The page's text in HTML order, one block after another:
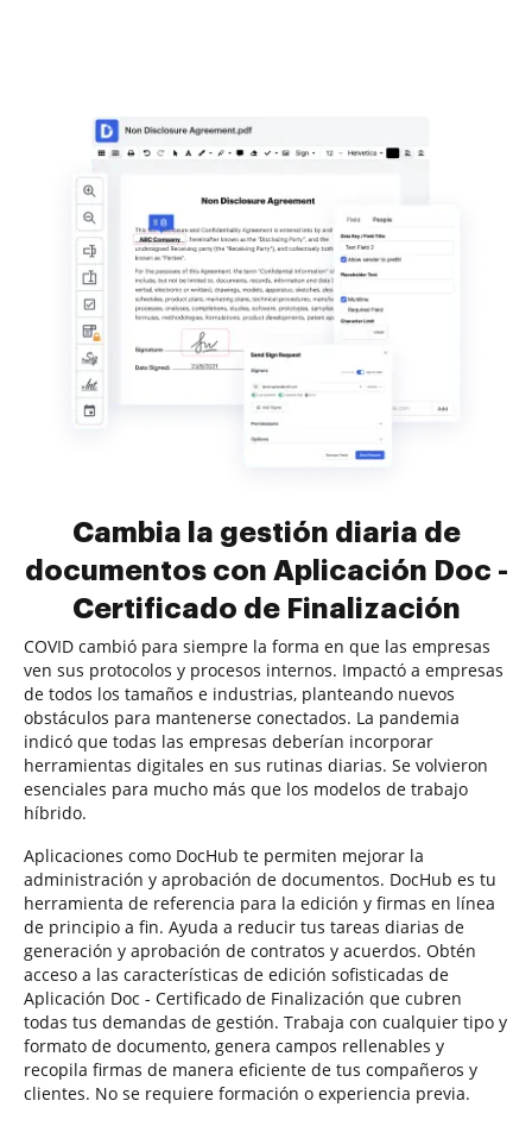
Cambia la gestión diaria de
documentos con Aplicación Doc -
Certificado de Finalización
COVID cambió para siempre la forma en que las empresas
ven sus protocolos y procesos internos. Impactó a empresas
de todos los tamaños e industrias, planteando nuevos
obstáculos para mantenerse conectados. La pandemia
indicó que todas las empresas deberían incorporar
herramientas digitales en sus rutinas diarias. Se volvieron
esenciales para mucho más que los modelos de trabajo
híbrido.
Aplicaciones como DocHub te permiten mejorar la
administración y aprobación de documentos. DocHub es tu
herramienta de referencia para la edición y firmas en línea
de principio a fin. Ayuda a reducir tus tareas diarias de
generación y aprobación de contratos y acuerdos. Obtén
acceso a las características de edición sofisticadas de
Aplicación Doc - Certificado de Finalización que cubren
todas tus demandas de gestión. Trabaja con cualquier tipo y
formato de documento, genera campos rellenables y
recopila firmas de manera eficiente de tus compañeros y
clientes. No se requiere formación o experiencia previa.